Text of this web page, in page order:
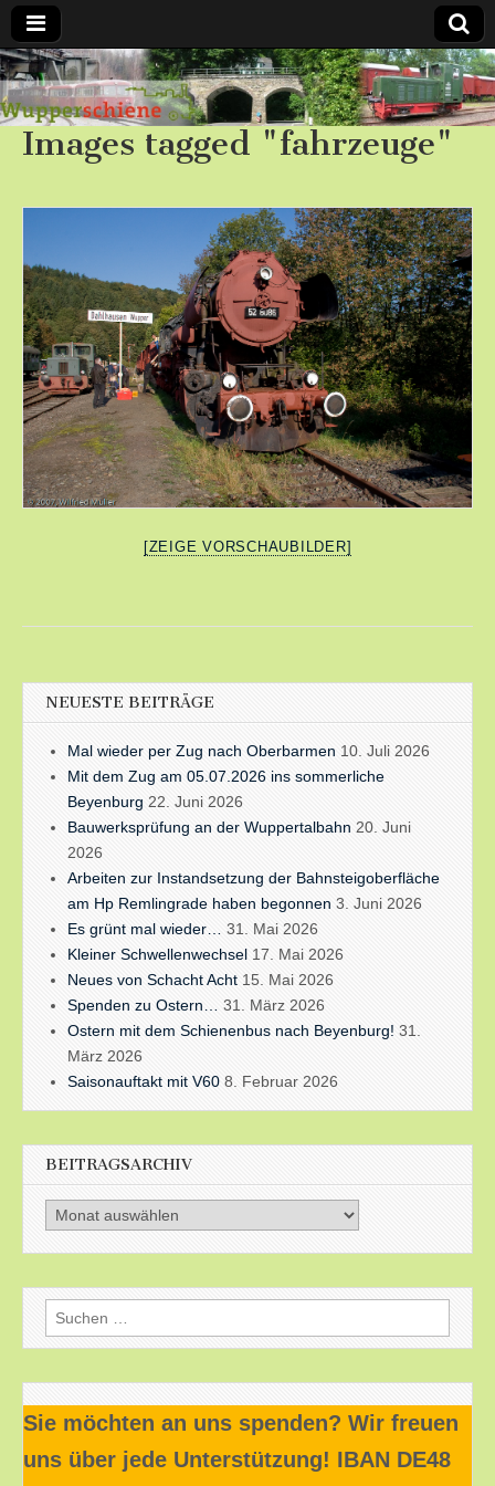
Bergische
Bahnen /
Förderverein
Wupperschiene
e.V.
Images tagged "fahrzeuge"
[ZEIGE VORSCHAUBILDER]
NEUESTE BEITRÄGE
Mal wieder per Zug nach Oberbarmen 10. Juli 2026
Mit dem Zug am 05.07.2026 ins sommerliche
Beyenburg 22. Juni 2026
Bauwerksprüfung an der Wuppertalbahn 20. Juni
2026
Arbeiten zur Instandsetzung der Bahnsteigoberfläche
am Hp Remlingrade haben begonnen 3. Juni 2026
Es grünt mal wieder…
31. Mai 2026
Kleiner Schwellenwechsel 17. Mai 2026
Neues von Schacht Acht 15. Mai 2026
Spenden zu Ostern…
31. März 2026
Ostern mit dem Schienenbus nach Beyenburg! 31.
März 2026
Saisonauftakt mit V60 8. Februar 2026
BEITRAGSARCHIV
Beitragsarchiv
Suchen
nach:
Sie möchten an uns spenden? Wir freuen
uns über jede Unterstützung! IBAN DE48